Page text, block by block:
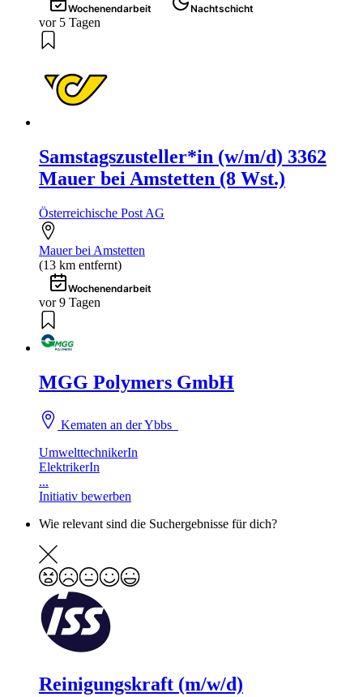
Wochenendarbeit Nachtschicht
vor 5 Tagen
Samstagszusteller*in (w/m/d) 3362
Mauer bei Amstetten (8 Wst.)
Österreichische Post AG
Mauer bei Amstetten
(13 km entfernt)
Wochenendarbeit
vor 9 Tagen
MGG Polymers GmbH
Kematen an der Ybbs
UmwelttechnikerIn
ElektrikerIn
...
Initiativ bewerben
Wie relevant sind die Suchergebnisse für dich?
Reinigungskraft (m/w/d)